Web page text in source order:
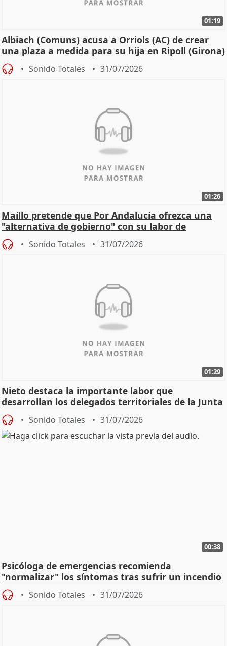
01:19
Albiach (Comuns) acusa a Orriols (AC) de crear
una plaza a medida para su hija en Ripoll (Girona)
Sonido Totales 31/07/2026
01:26
Maíllo pretende que Por Andalucía ofrezca una
"alternativa de gobierno" con su labor de
oposición
Sonido Totales 31/07/2026
01:29
Nieto destaca la importante labor que
desarrollan los delegados territoriales de la Junta
Sonido Totales 31/07/2026
00:38
Psicóloga de emergencias recomienda
"normalizar" los síntomas tras sufrir un incendio
Sonido Totales 31/07/2026